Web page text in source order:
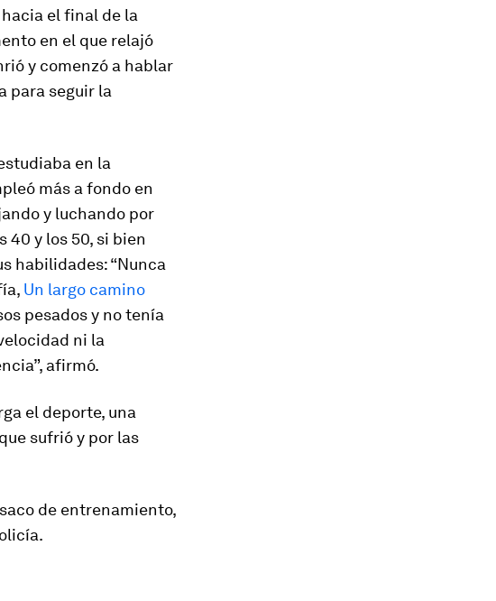
el final de la
en el que relajó
y comenzó a hablar
para seguir la
en la
más a fondo en
y luchando por
40 y los 50, si bien
habilidades: “Nunca
Un largo camino
pesados y no tenía
ni la
afirmó.
el deporte, una
sufrió y por las
de entrenamiento,